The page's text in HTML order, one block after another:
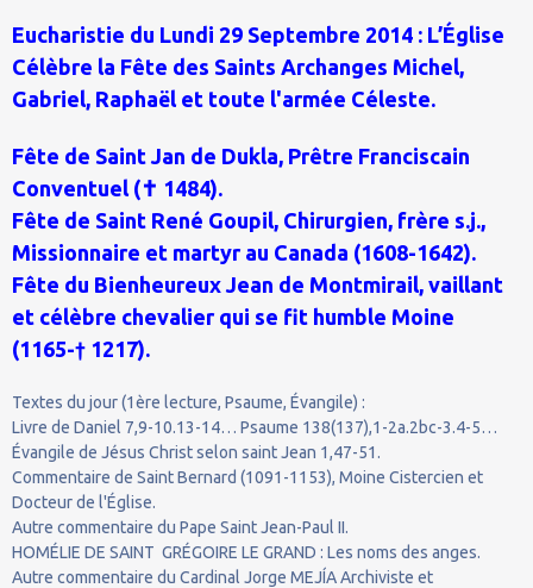
Eucharistie du Lundi 29 Septembre 2014 : L’Église
Célèbre la Fête des Saints Archanges Michel,
Gabriel, Raphaël et toute l'armée Céleste.
Fête de Saint Jan de Dukla, Prêtre Franciscain
Conventuel (✝ 1484).
Fête de Saint René Goupil, Chirurgien, frère s.j.,
Missionnaire et martyr au Canada (1608-1642).
Fête du Bienheureux Jean de Montmirail, vaillant
et célèbre chevalier qui se fit humble Moine
(1165-† 1217).
Textes du jour (1ère lecture, Psaume, Évangile) :
Livre de Daniel 7,9-10.13-14… Psaume 138(137),1-2a.2bc-3.4-5…
Évangile de Jésus Christ selon saint Jean 1,47-51.
Commentaire de Saint Bernard (1091-1153), Moine Cistercien et
Docteur de l'Église.
Autre commentaire du Pape Saint Jean-Paul II.
HOMÉLIE DE SAINT GRÉGOIRE LE GRAND : Les noms des anges.
Autre commentaire du Cardinal Jorge MEJÍA Archiviste et